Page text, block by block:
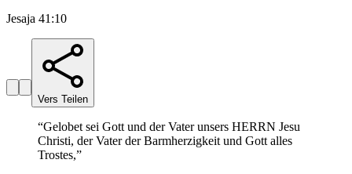
Jesaja 41:10
Vers Teilen
“Gelobet sei Gott und der Vater unsers HERRN Jesu
Christi, der Vater der Barmherzigkeit und Gott alles
Trostes,”